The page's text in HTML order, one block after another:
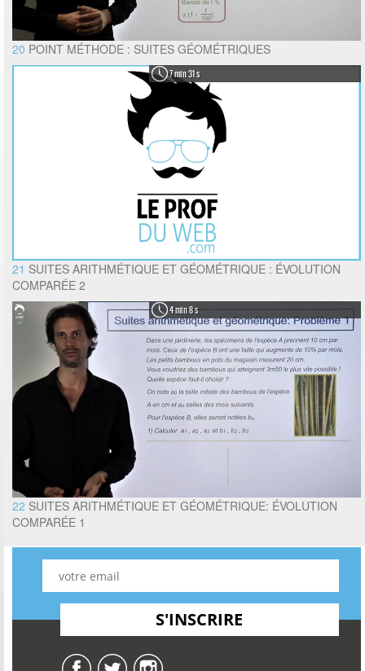
20 POINT MÉTHODE : SUITES GÉOMÉTRIQUES
7 min 31 s
21 SUITES ARITHMÉTIQUE ET GÉOMÉTRIQUE : ÉVOLUTION
COMPARÉE 2
4 min 8 s
22 SUITES ARITHMÉTIQUE ET GÉOMÉTRIQUE: ÉVOLUTION
COMPARÉE 1